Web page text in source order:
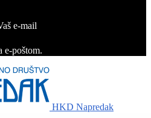
e-mail
e-poštom.
HKD Napredak